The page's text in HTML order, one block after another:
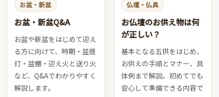
お盆・新盆
お盆・新盆Q&A
お盆や新盆をはじめて迎え
る方に向けて、時期・盆提
灯・盆棚・迎え火と送り火
など、Q&Aでわかりやすく
解説します。
仏壇・仏具
お仏壇のお供え物は何
が正しい？
基本となる五供をはじめ、
お供えの手順とマナー、具
体例まで解説。初めてでも
安心して準備できる内容で